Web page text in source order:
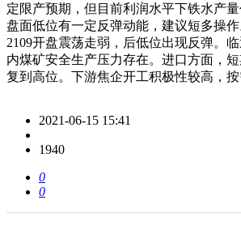
定限产预期，但目前利润水平下铁水产
盘面低位有一定反弹动能，建议短多操
2109开盘震荡走弱，后低位出现反弹。
内煤矿安全生产压力存在。进口方面，
复到高位。下游焦企开工积极性较高，按
2021-06-15 15:41
1940
0
0